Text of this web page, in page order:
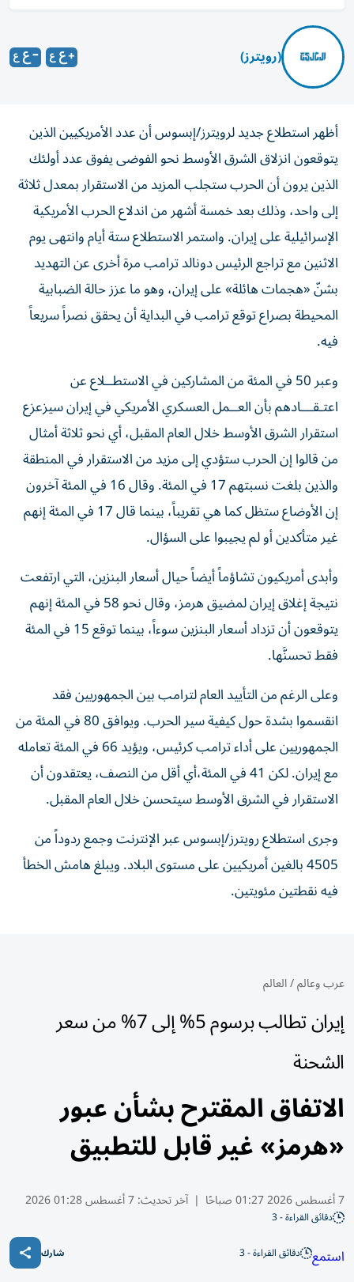
(رويترز)
أظهر استطلاع جديد لرويترز/إبسوس أن عدد الأمريكيين الذين
يتوقعون انزلاق الشرق الأوسط نحو الفوضى يفوق عدد أولئك
الذين يرون أن الحرب ستجلب المزيد من الاستقرار بمعدل ثلاثة
إلى واحد، وذلك بعد خمسة ‌أشهر من اندلاع الحرب الأمريكية
الإسرائيلية على إيران. واستمر الاستطلاع ستة أيام وانتهى يوم
الاثنين مع تراجع الرئيس دونالد ترامب مرة أخرى عن التهديد
بشنّ «هجمات هائلة» على إيران، ​وهو ما عزز حالة الضبابية
المحيطة بصراع توقع ترامب في البداية أن يحقق نصراً سريعاً
فيه.
وعبر 50 في المئة من المشاركين في الاستطــلاع عن
اعتـقـــادهم بأن العــمل ‌العسكري الأمريكي في إيران سيزعزع
استقرار الشرق الأوسط ‌خلال العام المقبل، أي نحو ثلاثة أمثال
من قالوا إن الحرب ستؤدي إلى مزيد من الاستقرار في المنطقة
والذين بلغت نسبتهم 17 في المئة. وقال 16 في المئة آخرون
إن الأوضاع ستظل كما هي تقريباً، بينما قال 17 في المئة إنهم
غير متأكدين أو لم يجيبوا على السؤال.
وأبدى أمريكيون تشاؤماً أيضاً حيال أسعار البنزين، التي ارتفعت
نتيجة إغلاق إيران لمضيق هرمز، وقال نحو 58 في المئة إنهم
يتوقعون أن تزداد أسعار البنزين سوءاً، بينما توقع 15 في المئة
فقط تحسنَّها.
وعلى الرغم من التأييد العام لترامب بين الجمهوريين فقد
انقسموا بشدة حول كيفية سير الحرب. ويوافق 80 في المئة من
الجمهوريين على أداء ترامب كرئيس، ويؤيد 66 في المئة تعامله
مع إيران. لكن 41 في المئة،​أي أقل من النصف، يعتقدون أن
الاستقرار في الشرق الأوسط سيتحسن خلال العام المقبل.
وجرى استطلاع رويترز/إبسوس عبر الإنترنت وجمع ردوداً من
4505 بالغين أمريكيين على مستوى البلاد. ويبلغ هامش الخطأ
فيه نقطتين مئويتين.
عرب وعالم/العالم
إيران تطالب برسوم 5% إلى 7% من سعر
الشحنة
الاتفاق المقترح بشأن عبور
«هرمز» غير قابل للتطبيق
7 أغسطس 2026 01:27 صباحًا | آخر تحديث:7 أغسطس 01:28 2026
دقائق القراءة - 3
استمع دقائق القراءة - 3 شارك